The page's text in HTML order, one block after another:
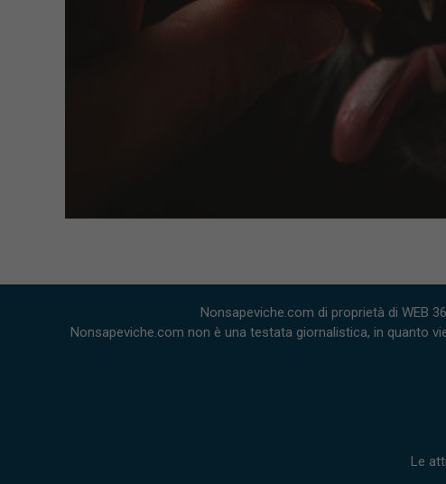
Nonsapeviche.com di proprietà di WEB
Nonsapeviche.com non è una testata giornalistica, in quanto
Le